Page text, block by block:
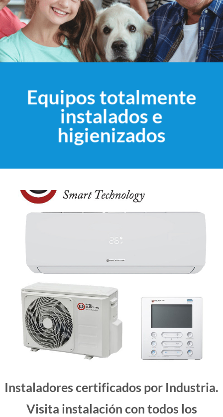
Equipos totalmente
instalados e
higienizados
Instaladores certificados por Industria.
Visita instalación con todos los